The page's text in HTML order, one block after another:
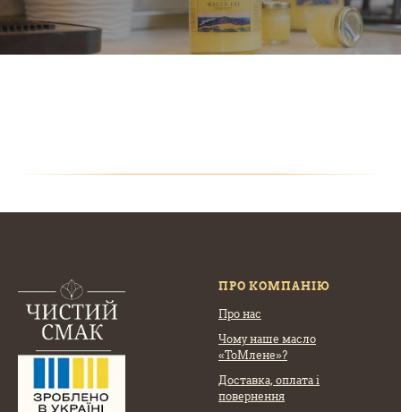
ПРО КОМПАНІЮ
Про нас
Чому наше масло
«ТоМлене»?
Доставка, оплата і
повернення